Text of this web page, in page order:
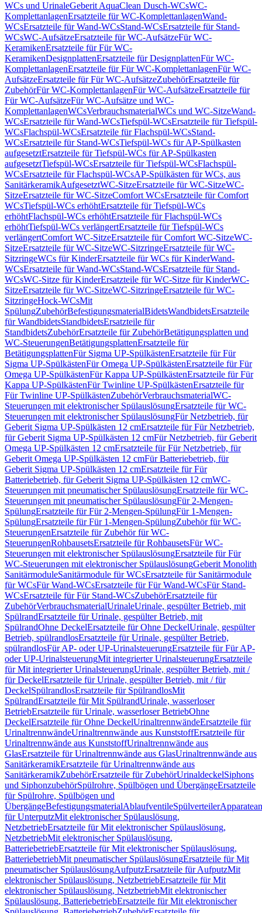
WCs und UrinaleGeberit AquaClean Dusch-WCsWC-
KomplettanlagenErsatzteile für WC-KomplettanlagenWand-
WCsErsatzteile für Wand-WCsStand-WCsErsatzteile für Stand-
WCsWC-AufsätzeErsatzteile für WC-AufsätzeFür WC-
KeramikenErsatzteile für Für WC-
KeramikenDesignplattenErsatzteile für DesignplattenFür WC-
KomplettanlagenErsatzteile für Für WC-KomplettanlagenFür WC-
AufsätzeErsatzteile für Für WC-AufsätzeZubehörErsatzteile für
ZubehörFür WC-KomplettanlagenFür WC-AufsätzeErsatzteile für
Für WC-AufsätzeFür WC-Aufsätze und WC-
KomplettanlagenWCsVerbrauchsmaterialWCs und WC-SitzeWand-
WCsErsatzteile für Wand-WCsTiefspül-WCsErsatzteile für Tiefspül-
WCsFlachspül-WCsErsatzteile für Flachspül-WCsStand-
WCsErsatzteile für Stand-WCsTiefspül-WCs für AP-Spülkasten
aufgesetztErsatzteile für Tiefspül-WCs für AP-Spülkasten
aufgesetztTiefspül-WCsErsatzteile für Tiefspül-WCsFlachspül-
WCsErsatzteile für Flachspül-WCsAP-Spülkästen für WCs, aus
SanitärkeramikAufgesetztWC-SitzeErsatzteile für WC-SitzeWC-
SitzeErsatzteile für WC-SitzeComfort WCsErsatzteile für Comfort
WCsTiefspül-WCs erhöhtErsatzteile für Tiefspül-WCs
erhöhtFlachspül-WCs erhöhtErsatzteile für Flachspül-WCs
erhöhtTiefspül-WCs verlängertErsatzteile für Tiefspül-WCs
verlängertComfort WC-SitzeErsatzteile für Comfort WC-SitzeWC-
SitzeErsatzteile für WC-SitzeWC-SitzringeErsatzteile für WC-
SitzringeWCs für KinderErsatzteile für WCs für KinderWand-
WCsErsatzteile für Wand-WCsStand-WCsErsatzteile für Stand-
WCsWC-Sitze für KinderErsatzteile für WC-Sitze für KinderWC-
SitzeErsatzteile für WC-SitzeWC-SitzringeErsatzteile für WC-
SitzringeHock-WCsMit
SpülungZubehörBefestigungsmaterialBidetsWandbidetsErsatzteile
für WandbidetsStandbidetsErsatzteile für
StandbidetsZubehörErsatzteile für ZubehörBetätigungsplatten und
WC-SteuerungenBetätigungsplattenErsatzteile für
BetätigungsplattenFür Sigma UP-SpülkästenErsatzteile für Für
Sigma UP-SpülkästenFür Omega UP-SpülkästenErsatzteile für Für
Omega UP-SpülkästenFür Kappa UP-SpülkästenErsatzteile für Für
Kappa UP-SpülkästenFür Twinline UP-SpülkästenErsatzteile für
Für Twinline UP-SpülkästenZubehörVerbrauchsmaterialWC-
Steuerungen mit elektronischer SpülauslösungErsatzteile für WC-
Steuerungen mit elektronischer SpülauslösungFür Netzbetrieb, für
Geberit Sigma UP-Spülkästen 12 cmErsatzteile für Für Netzbetrieb,
für Geberit Sigma UP-Spülkästen 12 cmFür Netzbetrieb, für Geberit
Omega UP-Spülkästen 12 cmErsatzteile für Für Netzbetrieb, für
Geberit Omega UP-Spülkästen 12 cmFür Batteriebetrieb, für
Geberit Sigma UP-Spülkästen 12 cmErsatzteile für Für
Batteriebetrieb, für Geberit Sigma UP-Spülkästen 12 cmWC-
Steuerungen mit pneumatischer SpülauslösungErsatzteile für WC-
Steuerungen mit pneumatischer SpülauslösungFür 2-Mengen-
SpülungErsatzteile für Für 2-Mengen-SpülungFür 1-Mengen-
SpülungErsatzteile für Für 1-Mengen-SpülungZubehör für WC-
SteuerungenErsatzteile für Zubehör für WC-
SteuerungenRohbausetsErsatzteile für RohbausetsFür WC-
Steuerungen mit elektronischer SpülauslösungErsatzteile für Für
WC-Steuerungen mit elektronischer SpülauslösungGeberit Monolith
SanitärmoduleSanitärmodule für WCsErsatzteile für Sanitärmodule
für WCsFür Wand-WCsErsatzteile für Für Wand-WCsFür Stand-
WCsErsatzteile für Für Stand-WCsZubehörErsatzteile für
ZubehörVerbrauchsmaterialUrinaleUrinale, gespülter Betrieb, mit
SpülrandErsatzteile für Urinale, gespülter Betrieb, mit
SpülrandOhne DeckelErsatzteile für Ohne DeckelUrinale, gespülter
Betrieb, spülrandlosErsatzteile für Urinale, gespülter Betrieb,
spülrandlosFür AP- oder UP-UrinalsteuerungErsatzteile für Für AP-
oder UP-UrinalsteuerungMit integrierter UrinalsteuerungErsatzteile
für Mit integrierter UrinalsteuerungUrinale, gespülter Betrieb, mit /
für DeckelErsatzteile für Urinale, gespülter Betrieb, mit / für
DeckelSpülrandlosErsatzteile für SpülrandlosMit
SpülrandErsatzteile für Mit SpülrandUrinale, wasserloser
BetriebErsatzteile für Urinale, wasserloser BetriebOhne
DeckelErsatzteile für Ohne DeckelUrinaltrennwändeErsatzteile für
UrinaltrennwändeUrinaltrennwände aus KunststoffErsatzteile für
Urinaltrennwände aus KunststoffUrinaltrennwände aus
GlasErsatzteile für Urinaltrennwände aus GlasUrinaltrennwände aus
SanitärkeramikErsatzteile für Urinaltrennwände aus
SanitärkeramikZubehörErsatzteile für ZubehörUrinaldeckelSiphons
und SiphonzubehörSpülrohre, Spülbögen und ÜbergängeErsatzteile
für Spülrohre, Spülbögen und
ÜbergängeBefestigungsmaterialAblaufventileSpülverteiler
für UnterputzMit elektronischer Spülauslösung,
NetzbetriebErsatzteile für Mit elektronischer Spülauslösung,
NetzbetriebMit elektronischer Spülauslösung,
BatteriebetriebErsatzteile für Mit elektronischer Spülauslösung,
BatteriebetriebMit pneumatischer SpülauslösungErsatzteile für Mit
pneumatischer SpülauslösungAufputzErsatzteile für AufputzMit
elektronischer Spülauslösung, NetzbetriebErsatzteile für Mit
elektronischer Spülauslösung, NetzbetriebMit elektronischer
Spülauslösung, BatteriebetriebErsatzteile für Mit elektronischer